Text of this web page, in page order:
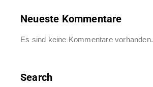
Neueste Kommentare
Es sind keine Kommentare vorhanden.
Search